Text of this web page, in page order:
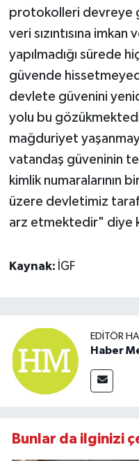
protokolleri devreye
veri sızıntısına
yapılmadığı sürede
güvende
devlete güvenini
yolu bu
mağduriyet
vatandaş güveninin
kimlik numaralarının
üzere devletimiz
arz etmektedir" diye
Kaynak: İGF
EDITÖR
Haber
Bunlar da ilginizi